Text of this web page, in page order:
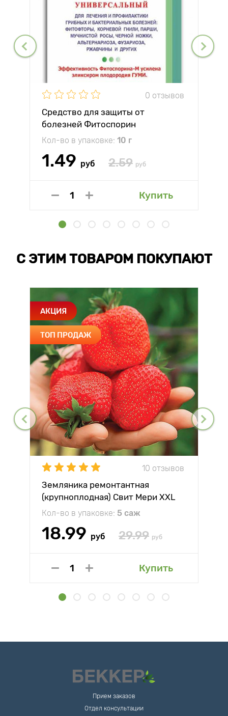
0 отзывов
Средство для защиты от
болезней Фитоспорин
Кол-во в упаковке: 10 г
1.49 руб 2.59 руб
Купить
С ЭТИМ ТОВАРОМ ПОКУПАЮТ
АКЦИЯ
ТОП ПРОДАЖ
10 отзывов
Земляника ремонтантная
(крупноплодная) Свит Мери XXL
Кол-во в упаковке: 5 саж
18.99 руб 29.99 руб
Купить
Прием заказов
Отдел консультации